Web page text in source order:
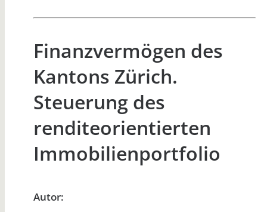
Finanzvermögen des
Kantons Zürich.
Steuerung des
renditeorientierten
Immobilienportfolio
Autor: